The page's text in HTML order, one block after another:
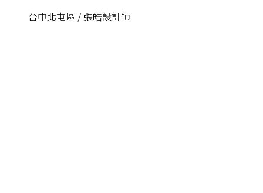
台中北屯區 / 張皓設計師